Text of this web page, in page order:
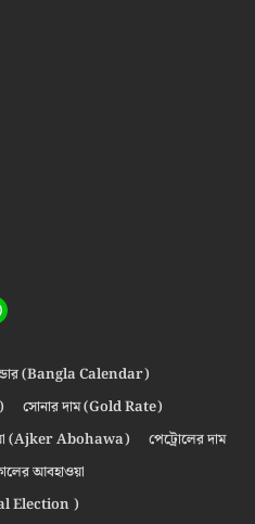
(Bangla Calendar)
সোনার দাম (Gold Rate)
(Ajker Abohawa)
পেট্রোলের দাম
আবহাওয়া
Election )